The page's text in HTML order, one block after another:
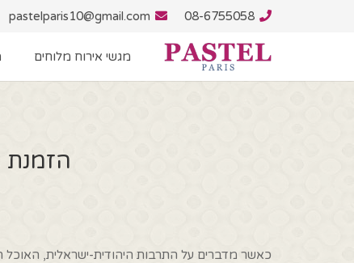
08-6755058
pastelparis10@gmail.com
מגשי אירוח מלוחים
הזמנת
כאשר מדברים על התרבות היהודית-ישראלית, האוכל